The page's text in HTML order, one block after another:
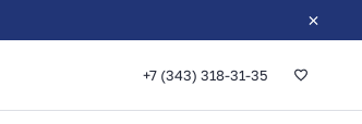
+7 (343) 318-31-35